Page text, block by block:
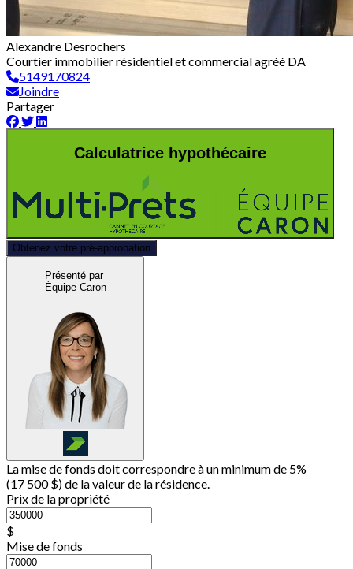
Alexandre Desrochers
Courtier immobilier résidentiel et commercial agréé DA
5149170824
Joindre
Partager
Calculatrice hypothécaire
Obtenez votre pré-approbation
Présenté par
Équipe Caron
La mise de fonds doit correspondre à un minimum de 5%
(17 500 $) de la valeur de la résidence.
Prix de la propriété
$
Mise de fonds